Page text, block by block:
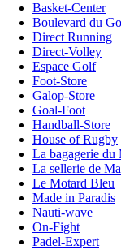
Basket-Center
Boulevard du
Direct Running
Direct-Volley
Espace Golf
Foot-Store
Galop-Store
Goal-Foot
Handball-Store
House of Rugby
La bagagerie du
La sellerie de
Le Motard Bleu
Made in Paradis
Nauti-wave
On-Fight
Padel-Expert